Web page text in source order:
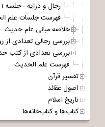
رجال و درایه - جلسه 1
فهرست جلسات علم
خلاصه مبانی علم حدیث
بررسی رجالی تعدادی از
بررسی تعدادی از کتب
فهرست علم الحدیث
تفسیر قرآن
اصول عقائد
تاریخ اسلام
کتاب‌ها و کتاب‌خانه‌ها